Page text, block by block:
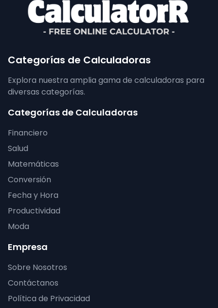
Categorías de Calculadoras
Explora nuestra amplia gama de calculadoras para
diversas categorías.
Categorías de Calculadoras
Financiero
Salud
Matemáticas
Conversión
Fecha y Hora
Productividad
Moda
Empresa
Sobre Nosotros
Contáctanos
Política de Privacidad